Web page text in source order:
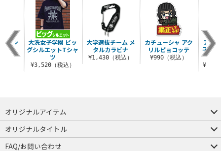
大学選抜チーム メ
タルカラビナ
¥1,430（税込）
カチューシャ アク
リルピョコッテ
¥990（税込）
アン
子制
イTシ
込）
大洗女子学園 ビッ
グシルエットTシャ
ツ
¥3,520（税込）
オリジナルアイテム
つままれ
つかまれ
ピョコッテ
オリジナルタイトル
アイテムヤ
ミスカトニック大學購買部
FAQ/お問い合わせ